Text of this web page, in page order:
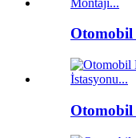
Otomobil
Otomobil